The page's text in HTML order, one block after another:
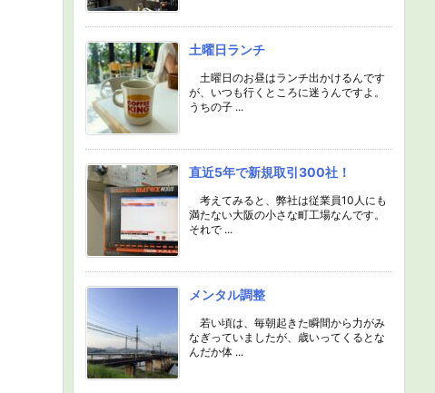
土曜日ランチ
土曜日のお昼はランチ出かけるんです
が、いつも行くところに迷うんですよ。
うちの子 ...
直近5年で新規取引300社！
考えてみると、弊社は従業員10人にも
満たない大阪の小さな町工場なんです。
それで ...
メンタル調整
若い頃は、毎朝起きた瞬間から力がみ
なぎっていましたが、歳いってくるとな
んだか体 ...